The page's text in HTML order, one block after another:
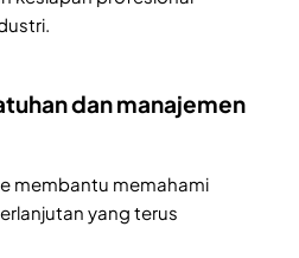
dan manajemen
membantu memahami
yang terus